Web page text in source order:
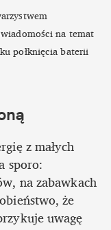
na temat
połknięcia baterii
z małych
sporo:
na zabawkach
że
uwagę